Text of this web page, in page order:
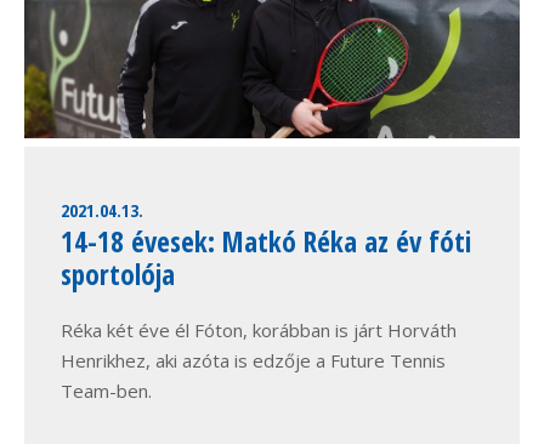
2021.04.13.
14-18 évesek: Matkó Réka az év fóti
sportolója
Réka két éve él Fóton, korábban is járt Horváth
Henrikhez, aki azóta is edzője a Future Tennis
Team-ben.